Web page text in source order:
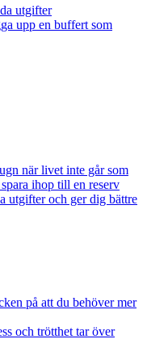
utgifter
upp en buffert som
när livet inte går som
ihop till en reserv
utgifter och ger dig bättre
på att du behöver mer
och trötthet tar över